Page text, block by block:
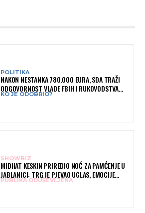
POLITIKA
NAKON NESTANKA 780.000 EURA, SDA TRAŽI
ODGOVORNOST VLADE FBIH I RUKOVODSTVA
IGMANA
KO JE ODOBRIO?
SHOWBIZ
MIDHAT KESKIN PRIREDIO NOĆ ZA PAMĆENJE U
JABLANICI: TRG JE PJEVAO UGLAS, EMOCIJE
PREPLAVILE RODNI GRAD
PUBLIKA ODUŠEVLJENA